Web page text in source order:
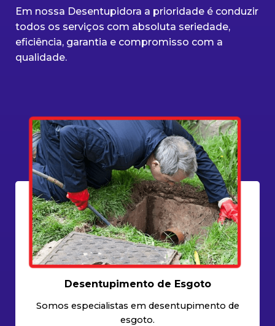
Em nossa Desentupidora a prioridade é conduzir
todos os serviços com absoluta seriedade,
eficiência, garantia e compromisso com a
qualidade.
Desentupimento de Esgoto
Somos especialistas em desentupimento de
esgoto.